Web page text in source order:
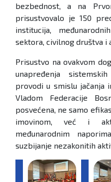
bezbednost, a na
prisustvovalo je 150
institucija,
sektora, civilnog društva i
Prisustvo na ovakvom
unapređenja
provodi u smislu jačanja
Vladom Federacije
posvećena, ne samo
imovinom, već i
međunarodnim
suzbijanje nezakonitih